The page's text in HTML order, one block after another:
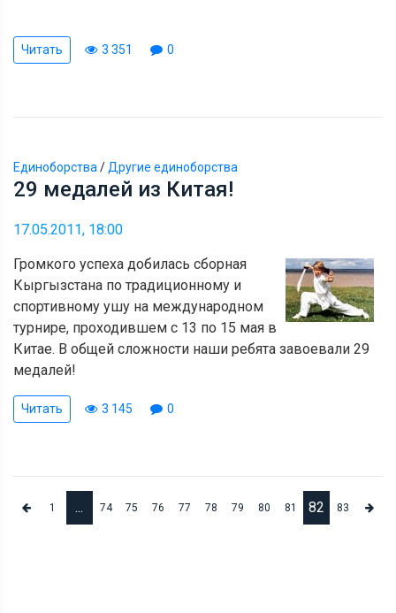
Читать 3 351 0
Единоборства / Другие единоборства
29 медалей из Китая!
17.05.2011, 18:00
Громкого успеха добилась сборная
Кыргызстана по традиционному и
спортивному ушу на международном
турнире, проходившем с 13 по 15 мая в
Китае. В общей сложности наши ребята завоевали 29
медалей!
Читать 3 145 0
1 ... 74 75 76 77 78 79 80 81 82 83